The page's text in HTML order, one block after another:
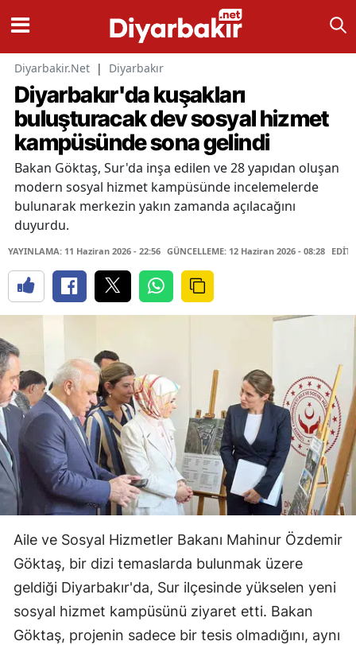
Diyarbakir.Net | Diyarbakır
Diyarbakır'da kuşakları
buluşturacak dev sosyal hizmet
kampüsünde sona gelindi
Bakan Göktaş, Sur'da inşa edilen ve 28 yapıdan oluşan
modern sosyal hizmet kampüsünde incelemelerde
bulunarak merkezin yakın zamanda açılacağını
duyurdu.
YAYINLAMA: 11 Haziran 2026 - 22:56 GÜNCELLEME: 12 Haziran 2026 - 08:28
Aile ve Sosyal Hizmetler Bakanı Mahinur Özdemir
Göktaş, bir dizi temaslarda bulunmak üzere
geldiği Diyarbakır'da, Sur ilçesinde yükselen yeni
sosyal hizmet kampüsünü ziyaret etti. Bakan
Göktaş, projenin sadece bir tesis olmadığını, aynı